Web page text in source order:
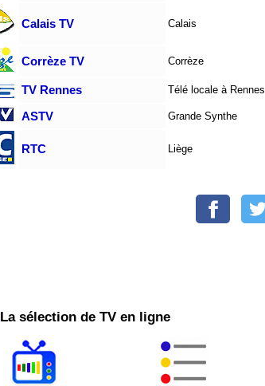
Calais TV Calais
Corrèze TV Corrèze
TV Rennes Télé locale à Rennes
ASTV Grande Synthe
RTC Liège
La sélection de TV en ligne